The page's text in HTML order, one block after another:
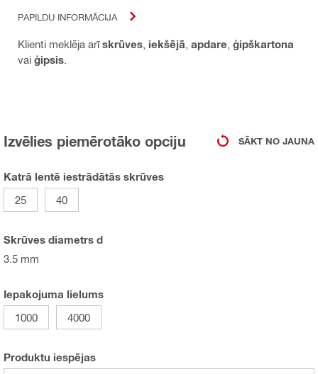
PAPILDU INFORMĀCIJA
Klienti meklēja arīskrūves iekšējā apdare ģipškartona
vai ģipsis
Izvēlies piemērotāko opciju SĀKT NO JAUNA
Katrā lentē iestrādātās skrūves
25
40
Skrūves diametrs d
3.5 mm
Iepakojuma lielums
1000
4000
Produktu iespējas